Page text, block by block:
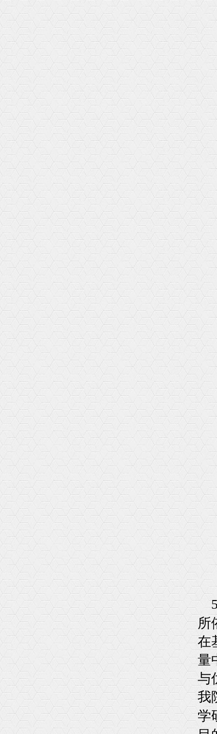
所
在
量
与
我
学